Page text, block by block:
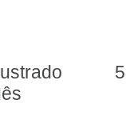
Quebra-
Silábico